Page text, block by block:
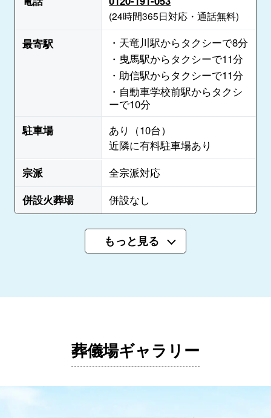
(24時間365日対応・通話無料)
最寄駅
・天竜川駅からタクシーで8分
・曳馬駅からタクシーで11分
・助信駅からタクシーで11分
・自動車学校前駅からタクシ
ーで10分
駐車場
あり（10台）
近隣に有料駐車場あり
宗派
全宗派対応
併設火葬場
併設なし
もっと見る
葬儀場ギャラリー